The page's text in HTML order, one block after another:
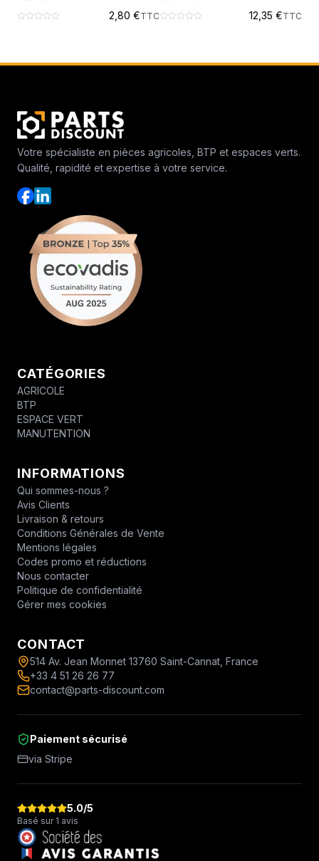
2,80 €TTC 12,35 €TTC
Votre spécialiste en pièces agricoles, BTP et espaces verts.
Qualité, rapidité et expertise à votre service.
CATÉGORIES
AGRICOLE
BTP
ESPACE VERT
MANUTENTION
INFORMATIONS
Qui sommes-nous ?
Avis Clients
Livraison & retours
Conditions Générales de Vente
Mentions légales
Codes promo et réductions
Nous contacter
Politique de confidentialité
Gérer mes cookies
CONTACT
514 Av. Jean Monnet 13760 Saint-Cannat, France
+33 4 51 26 26 77
contact@parts-discount.com
Paiement sécurisé
via Stripe
5.0/5
Basé sur 1 avis